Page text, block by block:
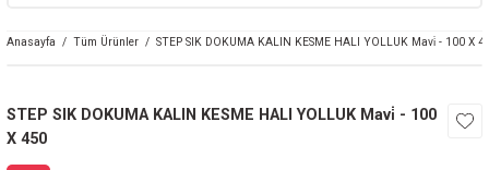
Anasayfa Tüm Ürünler STEP SIK DOKUMA KALIN KESME HALI YOLLUK Mavi̇ - 100 X
STEP SIK DOKUMA KALIN KESME HALI YOLLUK Mavi̇ - 100
X 450